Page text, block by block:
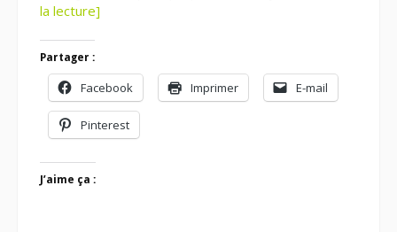
la lecture]
Partager :
Facebook Imprimer E-mail
Pinterest
J’aime ça :